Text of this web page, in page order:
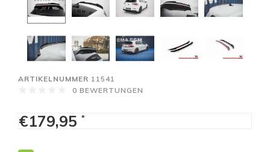
ARTIKELNUMMER 11541
0 BEWERTUNGEN
€179,95 *